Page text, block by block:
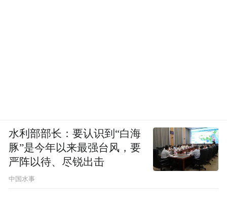
水利部部长：要认识到“白海
豚”是今年以来最强台风，要
严阵以待、尽锐出击
中国水事